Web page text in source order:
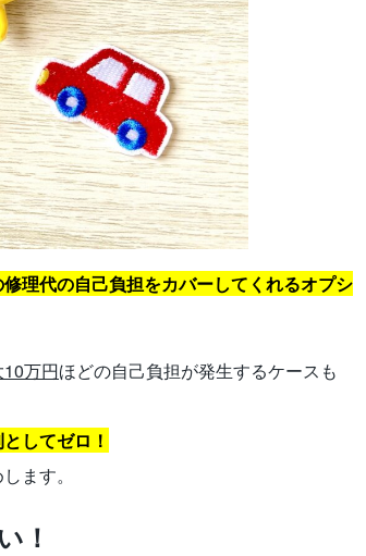
理代の自己負担をカバーしてくれるオプシ
万円ほどの自己負担が発生するケースも
してゼロ！
ます。
！